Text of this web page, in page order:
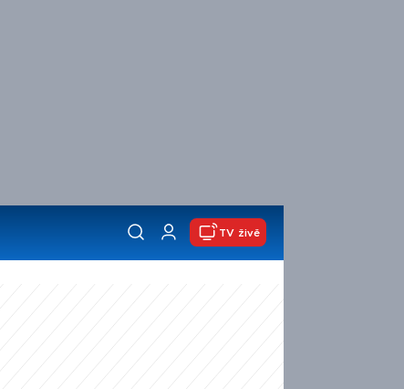
TV živě